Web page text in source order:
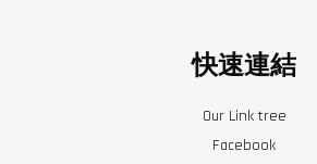
快速連結
Our Link tree
Facebook